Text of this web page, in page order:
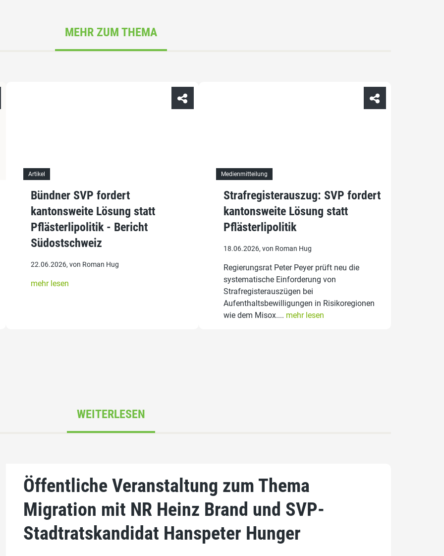
MEHR ZUM THEMA
Artikel
Bündner SVP fordert
kantonsweite Lösung statt
Pflästerlipolitik - Bericht
Südostschweiz
22.06.2026, von Roman Hug
mehr lesen
Medienmitteilung
Strafregisterauszug: SVP fordert
kantonsweite Lösung statt
Pflästerlipolitik
18.06.2026, von Roman Hug
Regierungsrat Peter Peyer prüft neu die
systematische Einforderung von
Strafregisterauszügen bei
Aufenthaltsbewilligungen in Risikoregionen
wie dem Misox.... mehr lesen
WEITERLESEN
Öffentliche Veranstaltung zum Thema
Migration mit NR Heinz Brand und SVP-
Stadtratskandidat Hanspeter Hunger